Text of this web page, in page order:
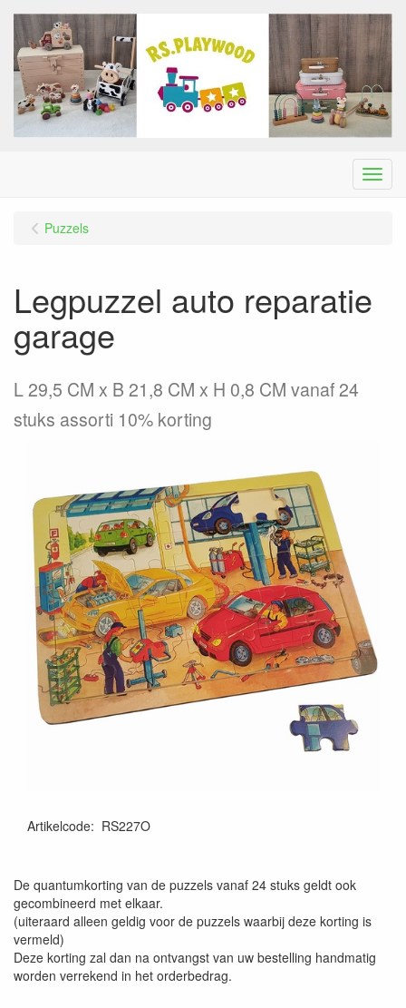
Menu
Puzzels
Legpuzzel auto reparatie
garage
L 29,5 CM x B 21,8 CM x H 0,8 CM vanaf 24
stuks assorti 10% korting
Artikelcode: RS227O
De quantumkorting van de puzzels vanaf 24 stuks geldt ook
gecombineerd met elkaar.
(uiteraard alleen geldig voor de puzzels waarbij deze korting is
vermeld)
Deze korting zal dan na ontvangst van uw bestelling handmatig
worden verrekend in het orderbedrag.